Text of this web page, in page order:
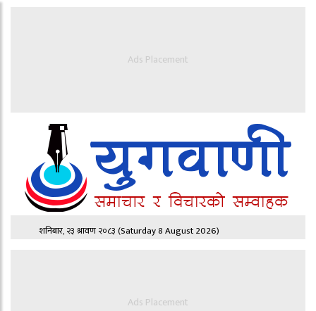
Ads Placement
शनिबार, २३ श्रावण २०८३(Saturday 8 August 2026)
Ads Placement